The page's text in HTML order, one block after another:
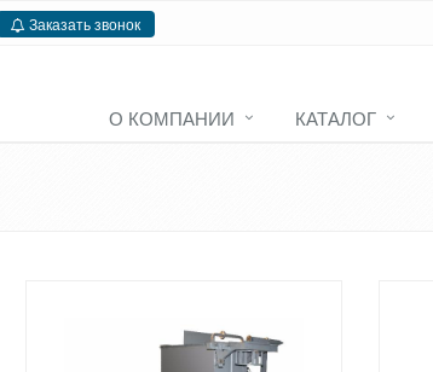
Заказать звонок
О КОМПАНИИ КАТАЛОГ